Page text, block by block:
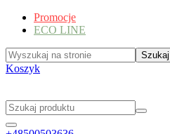
Promocje
ECO LINE
Koszyk